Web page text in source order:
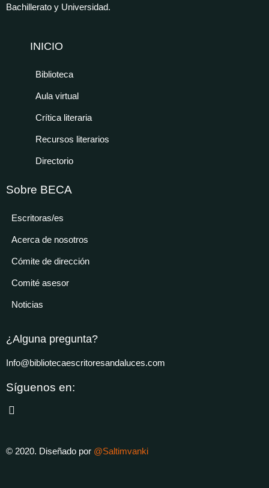
Bachillerato y Universidad.
INICIO
Biblioteca
Aula virtual
Crítica literaria
Recursos literarios
Directorio
Sobre BECA
Escritoras/es
Acerca de nosotros
Cómite de dirección
Comité asesor
Noticias
¿Alguna pregunta?
Info@bibliotecaescritoresandaluces.com
Síguenos en:
© 2020. Diseñado por @Saltimvanki